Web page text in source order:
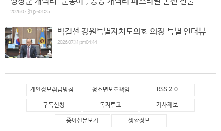
2026.07.31 pm01:25
박길선 강원특별자치도의회 의장 특별 인터뷰
2026.07.31 pm04:44
개인정보취급방침 청소년보호책임 RSS 2.0
구독신청 독자투고 기사제보
종이신문보기 생활정보